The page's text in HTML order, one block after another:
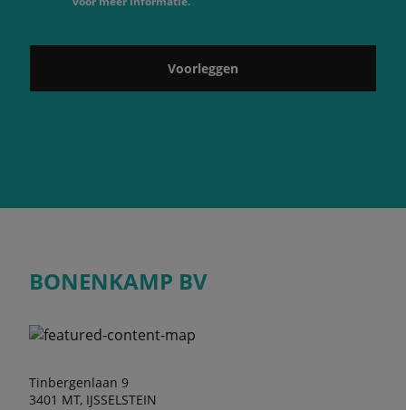
Voorleggen
BONENKAMP BV
Tinbergenlaan 9
3401 MT, IJSSELSTEIN